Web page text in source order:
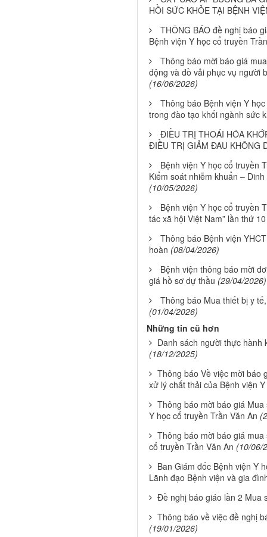
HỒI SỨC KHỎE TẠI BỆNH
THÔNG BÁO đề nghị báo
Bệnh viện Y học cổ truyền
Thông báo mời báo giá
động và đồ vải phục vụ người
(16/06/2026)
Thông báo Bệnh viện Y
trong đào tạo khối ngành sức
ĐIỀU TRỊ THOÁI HÓA
ĐIỀU TRỊ GIẢM ĐAU KHÔNG
Bệnh viện Y học cổ truyền
Kiểm soát nhiễm khuẩn –
(10/05/2026)
Bệnh viện Y học cổ truyền
tác xã hội Việt Nam” lần thứ
Thông báo Bệnh viện
hoàn (08/04/2026)
Bệnh viện thông báo mời
giá hồ sơ dự thầu (29/04/2026)
Thông báo Mua thiết bị y
(01/04/2026)
Những tin cũ hơn
Danh sách người thực hành
(18/12/2025)
Thông báo Về việc mời báo
xử lý chất thải của Bệnh viện
Thông báo mời báo giá
Y học cổ truyền Trần Văn An
Thông báo mời báo giá
cổ truyền Trần Văn An (10/06/
Ban Giám đốc Bệnh viện Y
Lãnh đạo Bệnh viện và gia
Đề nghị báo giáo lần 2 Mua
Thông báo về việc đề nghị
(19/01/2026)